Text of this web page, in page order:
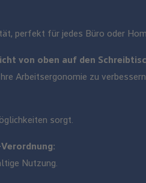
perfekt für jedes Büro oder
von oben auf den
Arbeitsergonomie zu
sorgt.
Nutzung.